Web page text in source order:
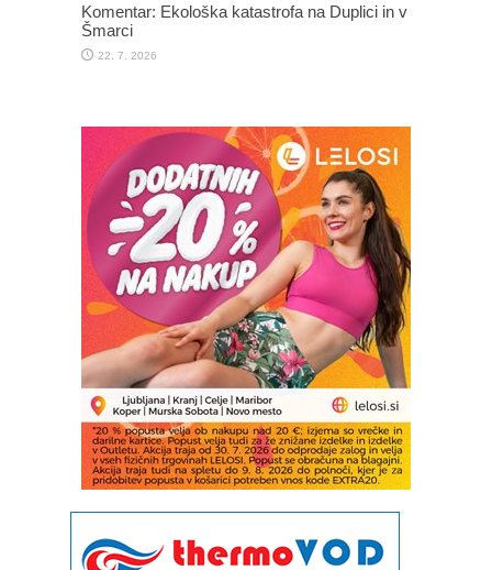
Komentar: Ekološka katastrofa na Duplici in v
Šmarci
22. 7. 2026